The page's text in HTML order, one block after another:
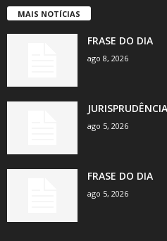
MAIS NOTÍCIAS
FRASE DO DIA
ago 8, 2026
ago 5, 2026
FRASE DO DIA
ago 5, 2026